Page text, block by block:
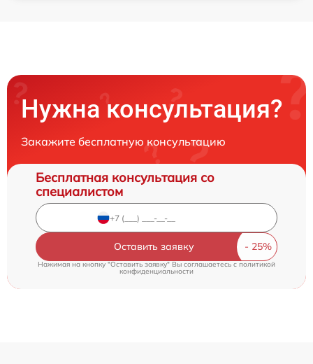
Нужна консультация?
Закажите бесплатную консультацию
Бесплатная консультация со
специалистом
Оставить заявку
Нажимая на кнопку "Оставить заявку" Вы соглашаетесь c политикой
конфиденциальности